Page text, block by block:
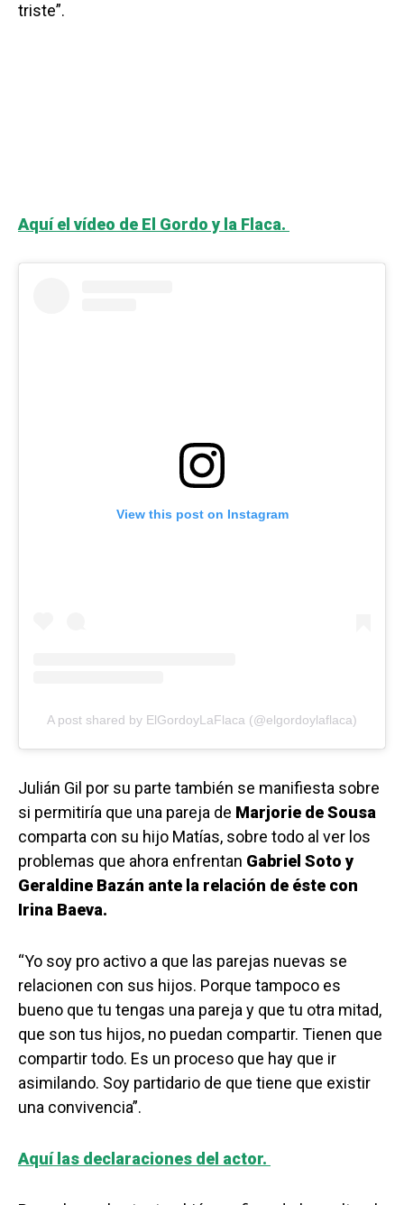
triste”.
Aquí el vídeo de El Gordo y la Flaca.
View this post on Instagram
A post shared by ElGordoyLaFlaca (@elgordoylaflaca)
Julián Gil por su parte también se manifiesta sobre
si permitiría que una pareja de Marjorie de Sousa
comparta con su hijo Matías, sobre todo al ver los
problemas que ahora enfrentan Gabriel Soto y
Geraldine Bazán ante la relación de éste con
Irina Baeva.
“Yo soy pro activo a que las parejas nuevas se
relacionen con sus hijos. Porque tampoco es
bueno que tu tengas una pareja y que tu otra mitad,
que son tus hijos, no puedan compartir. Tienen que
compartir todo. Es un proceso que hay que ir
asimilando. Soy partidario de que tiene que existir
una convivencia”.
Aquí las declaraciones del actor.